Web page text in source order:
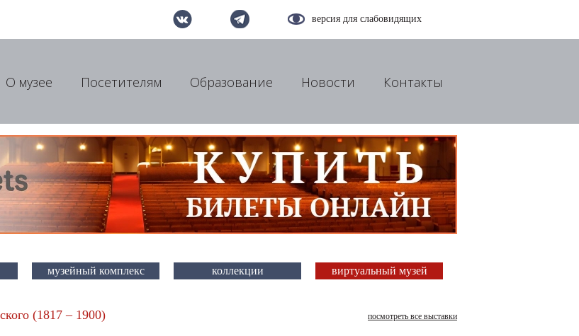
версия для слабовидящих
О музее Посетителям Образование Новости Контакты
музейный комплекс коллекции виртуальный музей
(1817 – 1900) посмотреть все выставки